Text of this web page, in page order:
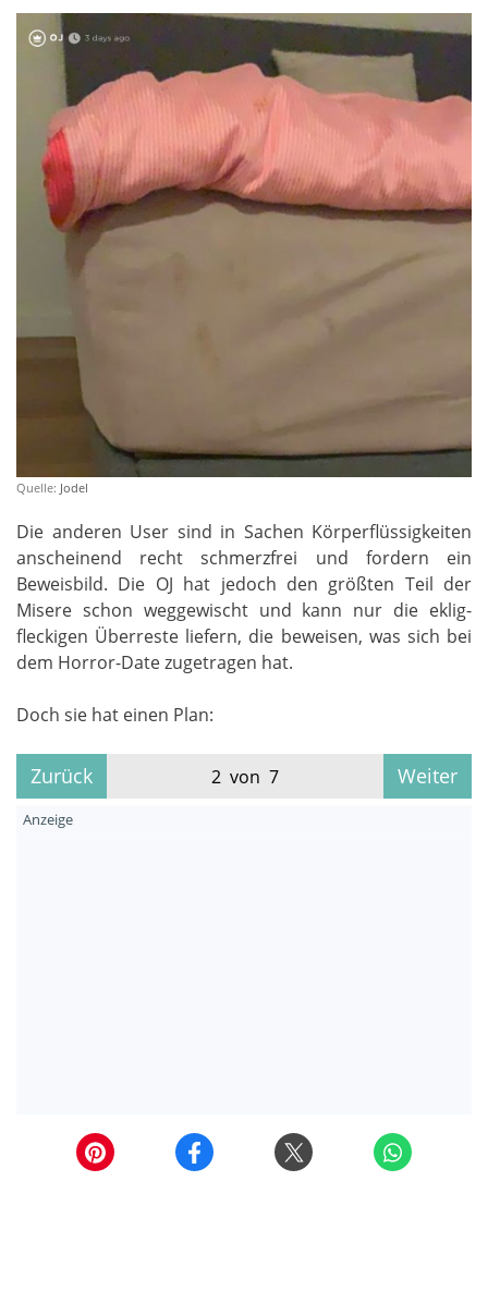
Quelle: Jodel
Die anderen User sind in Sachen Körperflüssigkeiten
anscheinend recht schmerzfrei und fordern ein
Beweisbild. Die OJ hat jedoch den größten Teil der
Misere schon weggewischt und kann nur die eklig-
fleckigen Überreste liefern, die beweisen, was sich bei
dem Horror-Date zugetragen hat.
Doch sie hat einen Plan:
Zurück 2 von 7 Weiter